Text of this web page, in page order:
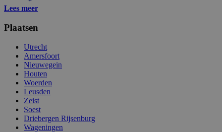
Lees meer
Plaatsen
Utrecht
Amersfoort
Nieuwegein
Houten
Woerden
Leusden
Zeist
Soest
Driebergen Rijsenburg
Wageningen